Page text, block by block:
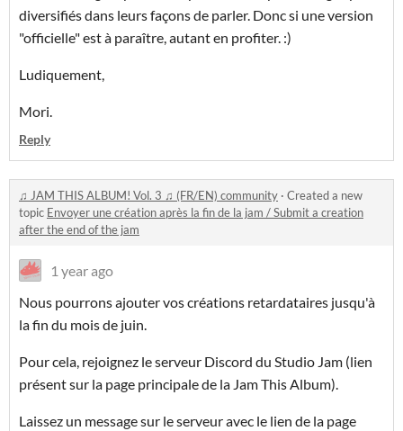
diversifiés dans leurs façons de parler. Donc si une version
"officielle" est à paraître, autant en profiter. :)
Ludiquement,
Mori.
Reply
♫ JAM THIS ALBUM! Vol. 3 ♫ (FR/EN) community · Created a new
topic Envoyer une création après la fin de la jam / Submit a creation
after the end of the jam
1 year ago
Nous pourrons ajouter vos créations retardataires jusqu'à
la fin du mois de juin.
Pour cela, rejoignez le serveur Discord du Studio Jam (lien
présent sur la page principale de la Jam This Album).
Laissez un message sur le serveur avec le lien de la page